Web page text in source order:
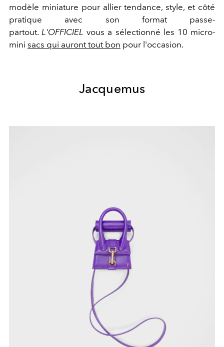
modèle miniature pour allier tendance, style, et côté
pratique avec son format passe-
partout.L'OFFICIELvous a sélectionné les 10 micro-
mini sacs qui auront tout bon pour l'occasion.
Jacquemus